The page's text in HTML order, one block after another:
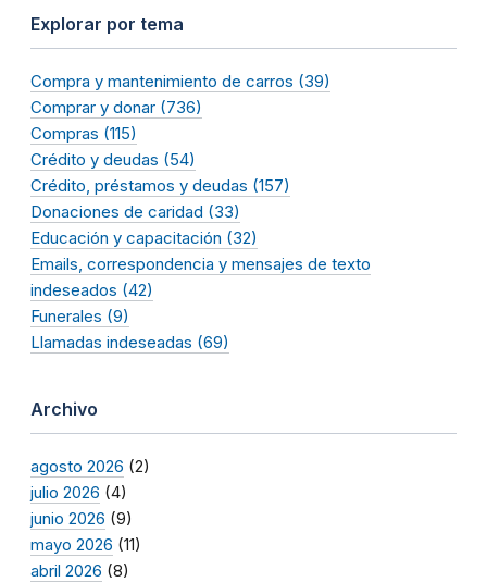
Explorar por tema
Compra y mantenimiento de carros (39)
Comprar y donar (736)
Compras (115)
Crédito y deudas (54)
Crédito, préstamos y deudas (157)
Donaciones de caridad (33)
Educación y capacitación (32)
Emails, correspondencia y mensajes de texto
indeseados (42)
Funerales (9)
Llamadas indeseadas (69)
Archivo
agosto 2026 (2)
julio 2026 (4)
junio 2026 (9)
mayo 2026 (11)
abril 2026 (8)